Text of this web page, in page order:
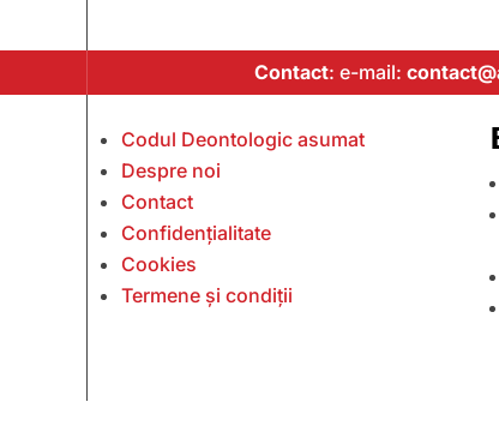
Contact: e-mail:
Codul Deontologic asumat
Despre noi
Contact
Confidențialitate
Cookies
Termene și condiții